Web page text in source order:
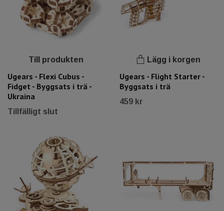
Till produkten
Ugears - Flexi Cubus -
Fidget - Byggsats i trä -
Ukraina
Tillfälligt slut
Lägg i korgen
Ugears - Flight Starter -
Byggsats i trä
459 kr